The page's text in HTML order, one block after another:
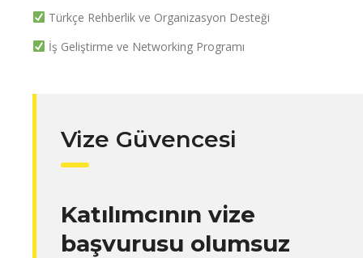
Türkçe Rehberlik ve Organizasyon Desteği
İş Geliştirme ve Networking Programı
Vize Güvencesi
Katılımcının vize
başvurusu olumsuz